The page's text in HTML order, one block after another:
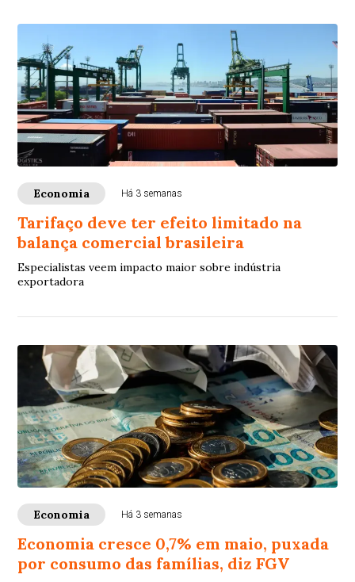
Economia Há 3 semanas
Tarifaço deve ter efeito limitado na
balança comercial brasileira
Especialistas veem impacto maior sobre indústria
exportadora
Economia Há 3 semanas
Economia cresce 0,7% em maio, puxada
por consumo das famílias, diz FGV